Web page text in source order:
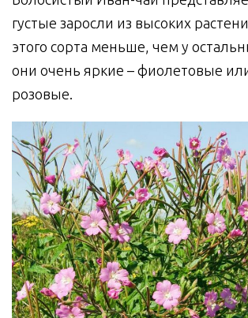
густые заросли из высоких
этого сорта меньше, чем у
они очень яркие – фиолетовые
розовые.